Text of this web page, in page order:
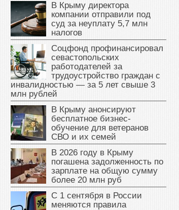
В Крыму директора
компании отправили под
суд за неуплату 5,7 млн
налогов
Соцфонд профинансировал
севастопольских
работодателей за
трудоустройство граждан с
инвалидностью — за 5 лет свыше 3
млн рублей
В Крыму анонсируют
бесплатное бизнес-
обучение для ветеранов
СВО и их семей
В 2026 году в Крыму
погашена задолженность по
зарплате на общую сумму
более 20 млн руб
С 1 сентября в России
меняются правила